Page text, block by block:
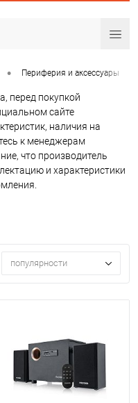
• Периферия и аксессуары
перед покупкой
сайте
наличия на
к менеджерам
что производитель
и характеристики
популярности